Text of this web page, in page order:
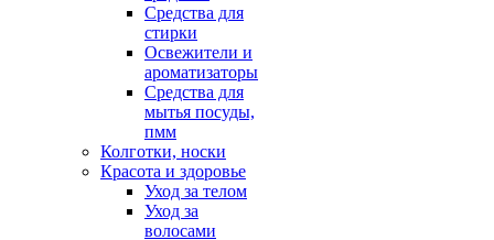
Средства для
стирки
Освежители и
ароматизаторы
Средства для
мытья посуды,
пмм
Колготки, носки
Красота и здоровье
Уход за телом
Уход за
волосами